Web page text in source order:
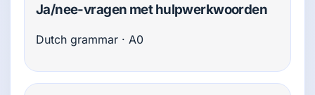
Ja/nee-vragen met hulpwerkwoorden
Dutch grammar · A0